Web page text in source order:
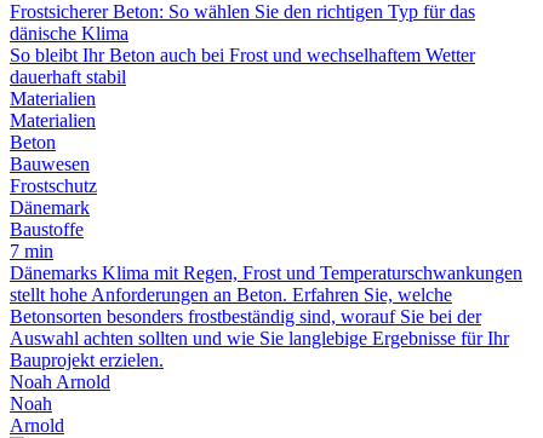
Frostsicherer Beton: So wählen Sie den richtigen Typ für das
dänische Klima
So bleibt Ihr Beton auch bei Frost und wechselhaftem Wetter
dauerhaft stabil
Materialien
Materialien
Beton
Bauwesen
Frostschutz
Dänemark
Baustoffe
7 min
Dänemarks Klima mit Regen, Frost und Temperaturschwankungen
stellt hohe Anforderungen an Beton. Erfahren Sie, welche
Betonsorten besonders frostbeständig sind, worauf Sie bei der
Auswahl achten sollten und wie Sie langlebige Ergebnisse für Ihr
Bauprojekt erzielen.
Noah Arnold
Noah
Arnold